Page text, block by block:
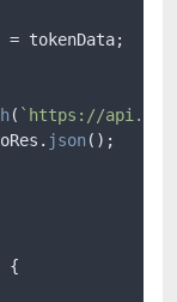
tokenData;
( `https://
json();
{